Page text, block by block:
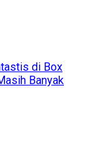
di Box
Banyak